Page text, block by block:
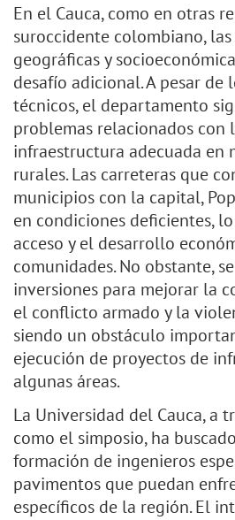
En el Cauca, como en otras
suroccidente colombiano,
geográficas y
desafío adicional. A pesar de
técnicos, el departamento
problemas relacionados con
infraestructura adecuada en
rurales. Las carreteras que
municipios con la capital,
en condiciones deficientes,
acceso y el desarrollo
comunidades. No obstante,
inversiones para mejorar la
el conflicto armado y la
siendo un obstáculo
ejecución de proyectos de
algunas áreas.
La Universidad del Cauca, a
como el simposio, ha
formación de ingenieros
pavimentos que puedan
específicos de la región. El